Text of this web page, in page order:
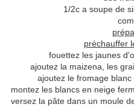
1/2c a soupe de
préchauffer
fouettez les jaunes
ajoutez la maizena, les
ajoutez le fromage
montez les blancs en neige
versez la pâte dans un moule